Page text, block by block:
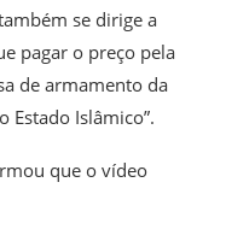
se dirige a
pagar o preço pela
de armamento da
Estado Islâmico”.
que o vídeo